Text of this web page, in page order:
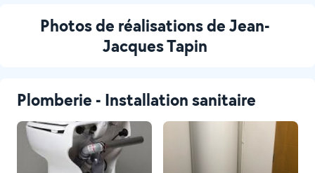
Photos de réalisations de Jean-
Jacques Tapin
Plomberie - Installation sanitaire